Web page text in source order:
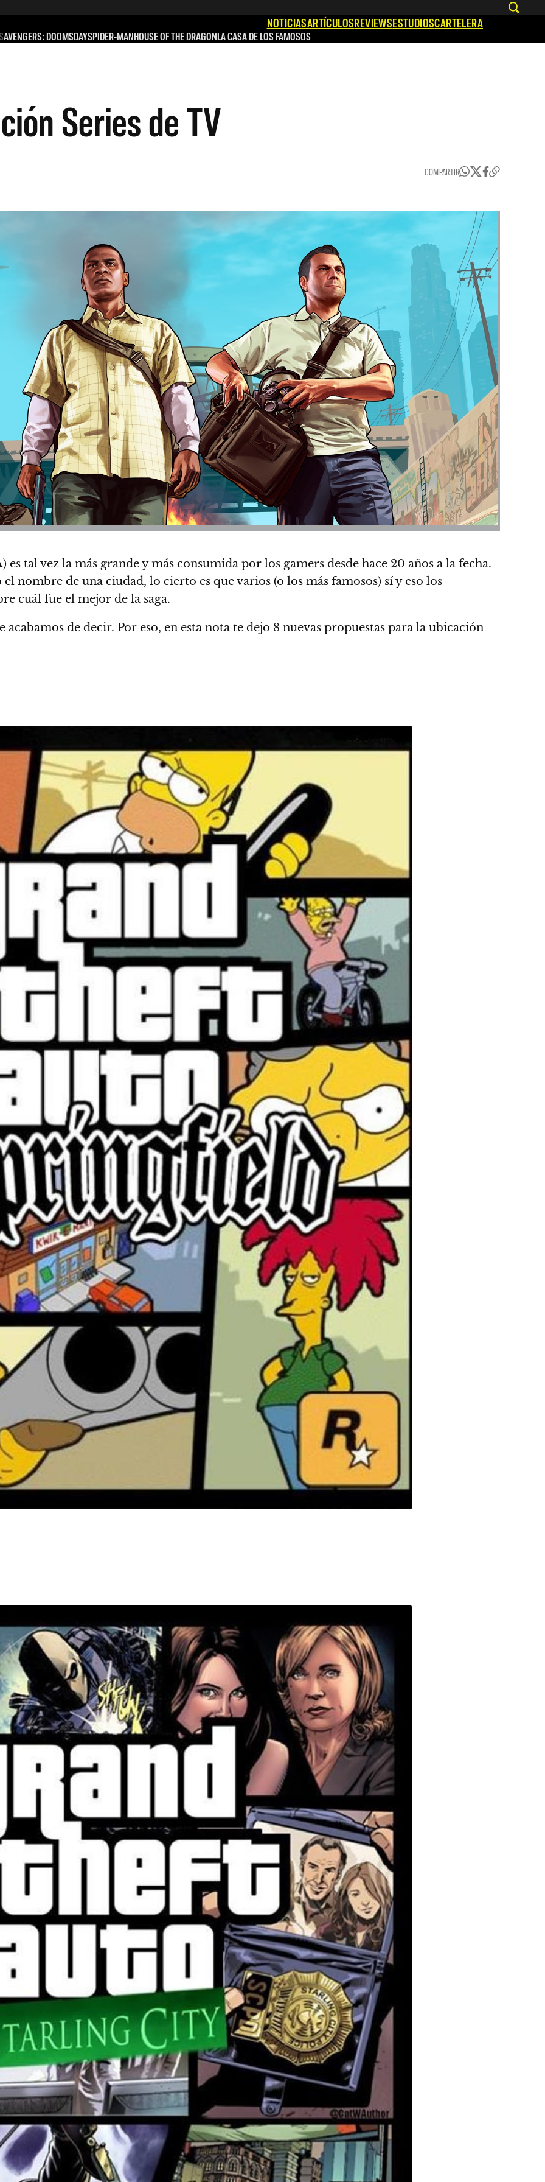
NOTICIASARTÍCULOSREVIEWSESTUDIOSCARTELERA
AVENGERS: DOOMSDAYSPIDER-MANHOUSE OF THE DRAGONLA CASA DE LOS FAMOSOS
Series de TV
COMPARTIR
) es tal vez la más grande y más consumida por los gamers desde hace 20 años a la fecha.
nombre de una ciudad, lo cierto es que varios (o los más famosos) síy eso los
cuál fue el mejor de la saga.
acabamos de decir. Por eso, en esta nota te dejo 8 nuevas propuestas para la ubicación